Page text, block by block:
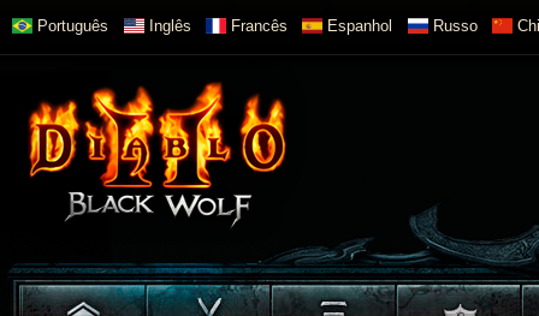
Português Inglês Francês Espanhol Russo